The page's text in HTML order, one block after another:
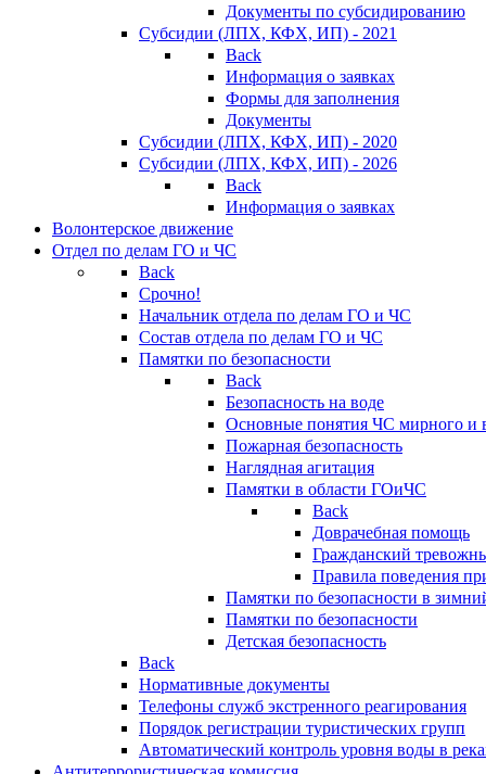
Документы по субсидированию
Субсидии (ЛПХ, КФХ, ИП) - 2021
Back
Информация о заявках
Формы для заполнения
Документы
Субсидии (ЛПХ, КФХ, ИП) - 2020
Субсидии (ЛПХ, КФХ, ИП) - 2026
Back
Информация о заявках
Волонтерское движение
Отдел по делам ГО и ЧС
Back
Срочно!
Начальник отдела по делам ГО и ЧС
Состав отдела по делам ГО и ЧС
Памятки по безопасности
Back
Безопасность на воде
Основные понятия ЧС мирного и
Пожарная безопасность
Наглядная агитация
Памятки в области ГОиЧС
Back
Доврачебная помощь
Гражданский
Правила поведения
Памятки по безопасности в
Памятки по безопасности
Детская безопасность
Back
Нормативные документы
Телефоны служб экстренного реагирования
Порядок регистрации туристических групп
Автоматический контроль уровня воды в